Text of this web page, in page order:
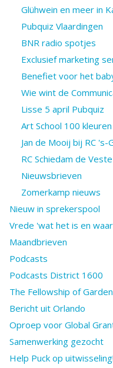
Glühwein en meer in
Pubquiz Vlaardingen
BNR radio spotjes
Exclusief marketing
Benefiet voor het
Wie wint de
Lisse 5 april Pubquiz
Art School 100
Jan de Mooij bij RC
RC Schiedam de
Nieuwsbrieven
Zomerkamp nieuws
Nieuw in sprekerspool
Vrede 'wat het is en
Maandbrieven
Podcasts
Podcasts District 1600
The Fellowship of
Bericht uit Orlando
Oproep voor Global
Samenwerking gezocht
Help Puck op uitwisseling!